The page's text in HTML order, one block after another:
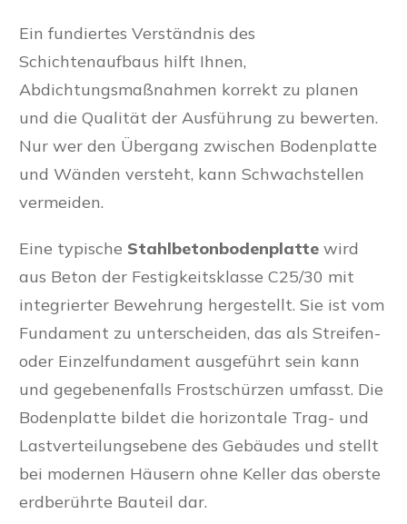
Ein fundiertes Verständnis des
Schichtenaufbaus hilft Ihnen,
Abdichtungsmaßnahmen korrekt zu planen
und die Qualität der Ausführung zu bewerten.
Nur wer den Übergang zwischen Bodenplatte
und Wänden versteht, kann Schwachstellen
vermeiden.
Eine typische Stahlbetonbodenplatte wird
aus Beton der Festigkeitsklasse C25/30 mit
integrierter Bewehrung hergestellt. Sie ist vom
Fundament zu unterscheiden, das als Streifen-
oder Einzelfundament ausgeführt sein kann
und gegebenenfalls Frostschürzen umfasst. Die
Bodenplatte bildet die horizontale Trag- und
Lastverteilungsebene des Gebäudes und stellt
bei modernen Häusern ohne Keller das oberste
erdberührte Bauteil dar.